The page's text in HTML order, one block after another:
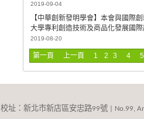
2019-09-04
【中華創新發明學會】本會與國際
大學專利創造技術及商品化發展國
2019-08-20
第一頁 上一頁 1 2 3 4 5
校址：新北市新店區安忠路99號 | No.99,